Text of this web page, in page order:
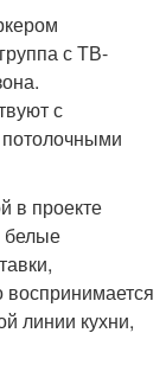
с ТВ-
с
в проекте
белые
воспринимается
линии кухни,